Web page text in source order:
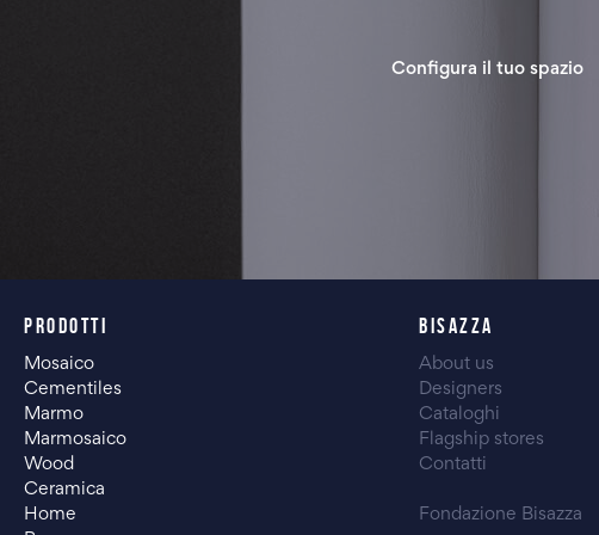
Configura il tuo spazio
PRODOTTI
Mosaico
Cementiles
Marmo
Marmosaico
Wood
Ceramica
Home
BISAZZA
About us
Designers
Cataloghi
Flagship stores
Contatti
Fondazione Bisazza